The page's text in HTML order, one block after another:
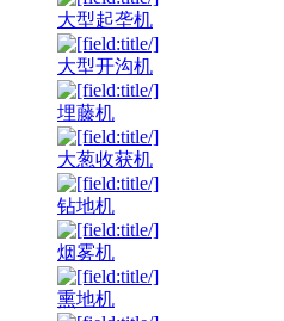
大型起垄机
大型开沟机
埋藤机
大葱收获机
钻地机
烟雾机
熏地机